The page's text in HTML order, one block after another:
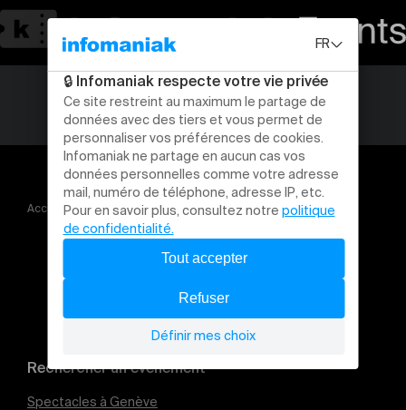
Accueil Concerts 20 Heures de Musiques Romont
Rechercher un évènement
Spectacles à Genève